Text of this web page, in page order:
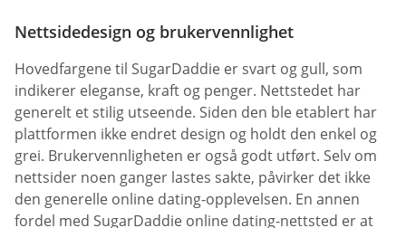
Nettsidedesign og brukervennlighet
Hovedfargene til SugarDaddie er svart og gull, som
indikerer eleganse, kraft og penger. Nettstedet har
generelt et stilig utseende. Siden den ble etablert har
plattformen ikke endret design og holdt den enkel og
grei. Brukervennligheten er også godt utført. Selv om
nettsider noen ganger lastes sakte, påvirker det ikke
den generelle online dating-opplevelsen. En annen
fordel med SugarDaddie online dating-nettsted er at